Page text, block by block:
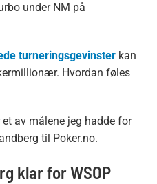
under NM på
turneringsgevinsterkan
Hvordan føles
av målene jeg hadde for
til Poker.no.
klar for WSOP